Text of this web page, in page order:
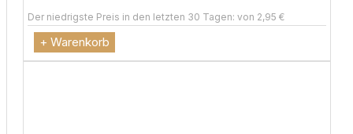
Der niedrigste Preis in den letzten 30 Tagen: von 2,95 €
+ Warenkorb